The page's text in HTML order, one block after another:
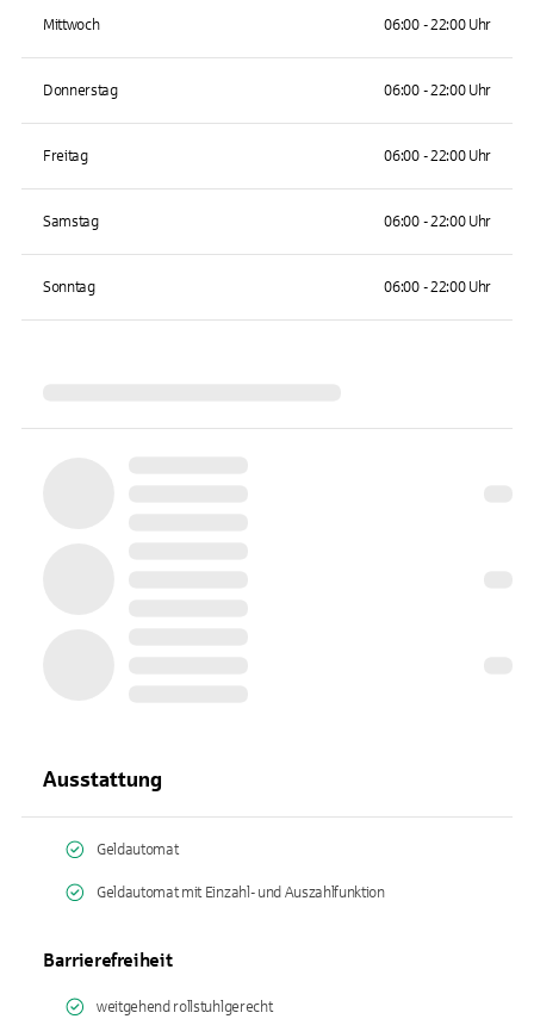
Mittwoch 06:00 - 22:00 Uhr
Donnerstag 06:00 - 22:00 Uhr
Freitag 06:00 - 22:00 Uhr
Samstag 06:00 - 22:00 Uhr
Sonntag 06:00 - 22:00 Uhr
Ausstattung
Geldautomat
Geldautomat mit Einzahl- und Auszahlfunktion
Barrierefreiheit
weitgehend rollstuhlgerecht